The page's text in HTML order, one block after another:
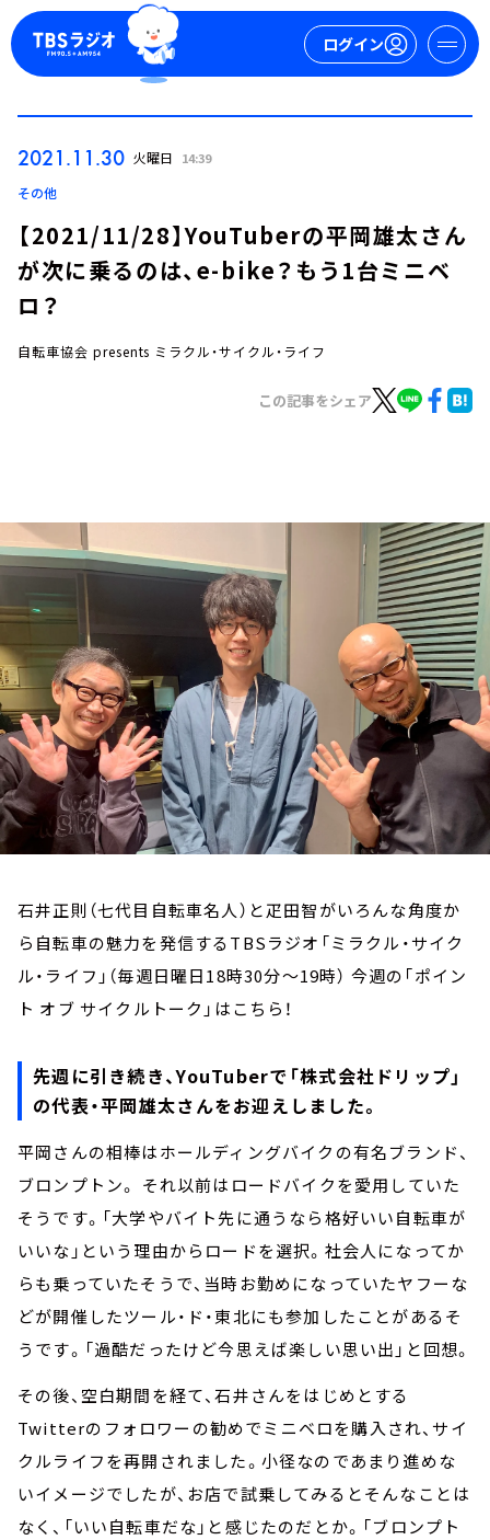
ログイン
イベント・グッズ
YouTube
会社情報
2021.11.30 火曜日 14:39
その他
【2021/11/28】YouTuberの平岡雄太さん
が次に乗るのは、e-bike？もう1台ミニベ
ロ？
自転車協会 presents ミラクル・サイクル・ライフ
この記事をシェア
石井正則（七代目自転車名人）と疋田智がいろんな角度か
ら自転車の魅力を発信するTBSラジオ「ミラクル・サイク
ル・ライフ」（毎週日曜日18時30分～19時） 今週の「ポイン
ト オブ サイクルトーク」はこちら！
先週に引き続き、YouTuberで「株式会社ドリップ」
の代表・平岡雄太さんをお迎えしました。
平岡さんの相棒はホールディングバイクの有名ブランド、
ブロンプトン。 それ以前はロードバイクを愛用していた
そうです。「大学やバイト先に通うなら格好いい自転車が
いいな」という理由からロードを選択。社会人になってか
らも乗っていたそうで、当時お勤めになっていたヤフーな
どが開催したツール・ド・東北にも参加したことがあるそ
うです。「過酷だったけど今思えば楽しい思い出」と回想。
その後、空白期間を経て、石井さんをはじめとする
Twitterのフォロワーの勧めでミニベロを購入され、サイ
クルライフを再開されました。小径なのであまり進めな
いイメージでしたが、お店で試乗してみるとそんなことは
なく、「いい自転車だな」と感じたのだとか。「ブロンプト